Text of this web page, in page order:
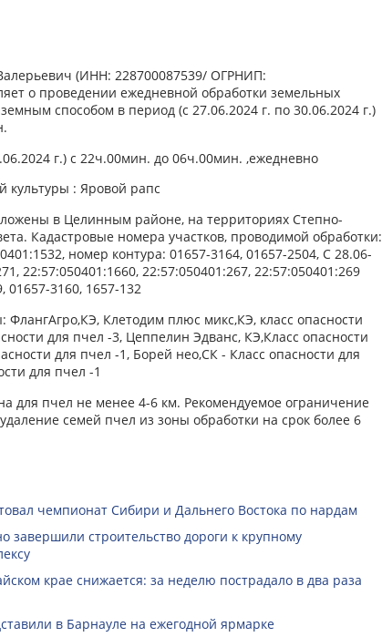
(ИНН: 228700087539/ ОГРНИП:
о проведении ежедневной обработки земельных
способом в период (с 27.06.2024 г. по 30.06.2024 г.)
г.) с 22ч.00мин. до 06ч.00мин. ,ежедневно
культуры : Яровой рапс
в Целинным районе, на территориях Степно-
Кадастровые номера участков, проводимой обработки:
номер контура: 01657-3164, 01657-2504, С 28.06-
22:57:050401:1660, 22:57:050401:267, 22:57:050401:269
01657-3160, 1657-132
Клетодим плюс микс,КЭ, класс опасности
для пчел -3, Цеппелин Эдванс, КЭ,Класс опасности
для пчел -1, Борей нео,СК - Класс опасности для
для пчел -1
для пчел не менее 4-6 км. Рекомендуемое ограничение
семей пчел из зоны обработки на срок более 6
чемпионат Сибири и Дальнего Востока по нардам
завершили строительство дороги к крупному
крае снижается: за неделю пострадало в два раза
в Барнауле на ежегодной ярмарке